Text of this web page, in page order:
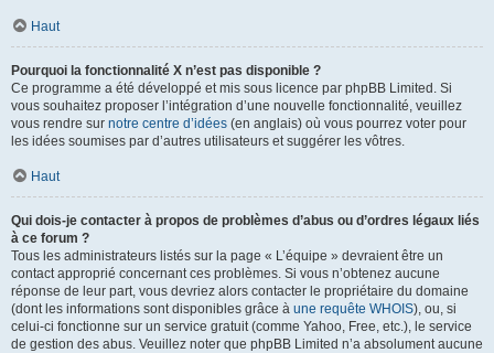
Haut
Pourquoi la fonctionnalité X n’est pas disponible ?
Ce programme a été développé et mis sous licence par phpBB Limited. Si
vous souhaitez proposer l’intégration d’une nouvelle fonctionnalité, veuillez
vous rendre sur notre centre d’idées (en anglais) où vous pourrez voter pour
les idées soumises par d’autres utilisateurs et suggérer les vôtres.
Haut
Qui dois-je contacter à propos de problèmes d’abus ou d’ordres légaux liés
à ce forum ?
Tous les administrateurs listés sur la page « L’équipe » devraient être un
contact approprié concernant ces problèmes. Si vous n’obtenez aucune
réponse de leur part, vous devriez alors contacter le propriétaire du domaine
(dont les informations sont disponibles grâce à une requête WHOIS), ou, si
celui-ci fonctionne sur un service gratuit (comme Yahoo, Free, etc.), le service
de gestion des abus. Veuillez noter que phpBB Limited n’a absolument aucune